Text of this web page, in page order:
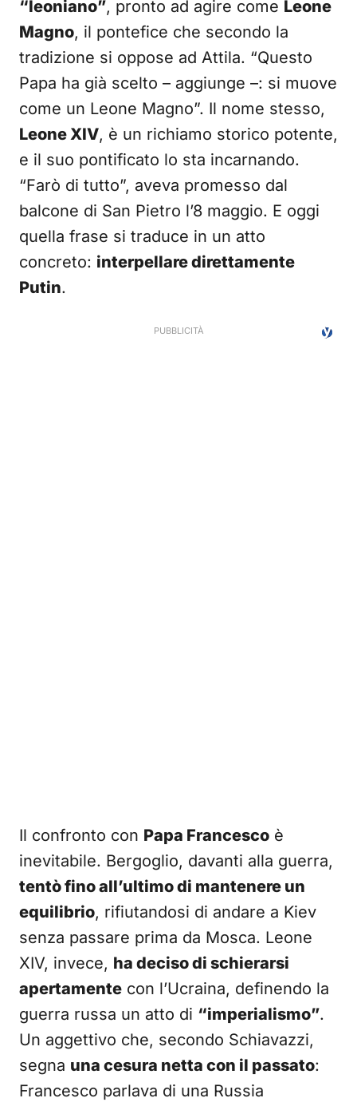
“leoniano”, pronto ad agire come Leone
Magno, il pontefice che secondo la
tradizione si oppose ad Attila. “Questo
Papa ha già scelto – aggiunge –: si muove
come un Leone Magno”. Il nome stesso,
Leone XIV, è un richiamo storico potente,
e il suo pontificato lo sta incarnando.
“Farò di tutto”, aveva promesso dal
balcone di San Pietro l’8 maggio. E oggi
quella frase si traduce in un atto
concreto: interpellare direttamente
Putin.
Il confronto con Papa Francesco è
inevitabile. Bergoglio, davanti alla guerra,
tentò fino all’ultimo di mantenere un
equilibrio, rifiutandosi di andare a Kiev
senza passare prima da Mosca. Leone
XIV, invece, ha deciso di schierarsi
apertamente con l’Ucraina, definendo la
guerra russa un atto di “imperialismo”.
Un aggettivo che, secondo Schiavazzi,
segna una cesura netta con il passato:
Francesco parlava di una Russia